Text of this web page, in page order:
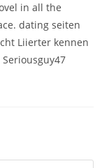
in all the
dating seiten
Liierter kennen